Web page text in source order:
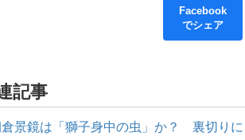
Facebook
でシェア
記事
景鏡は「獅子身中の虫」か？ 裏切り